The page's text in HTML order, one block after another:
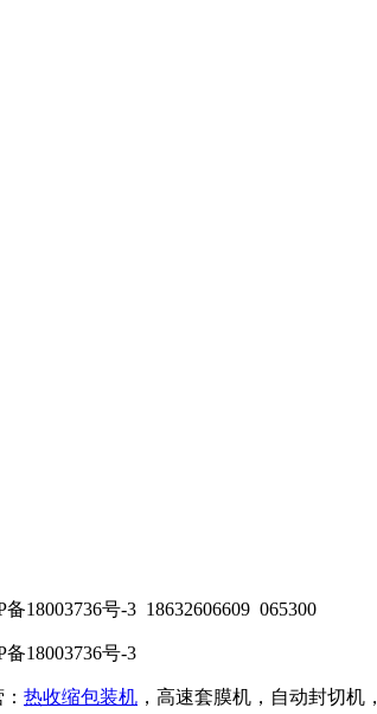
18003736号-3 18632606609 065300
18003736号-3
热收缩包装机 ，高速套膜机，自动封切机，